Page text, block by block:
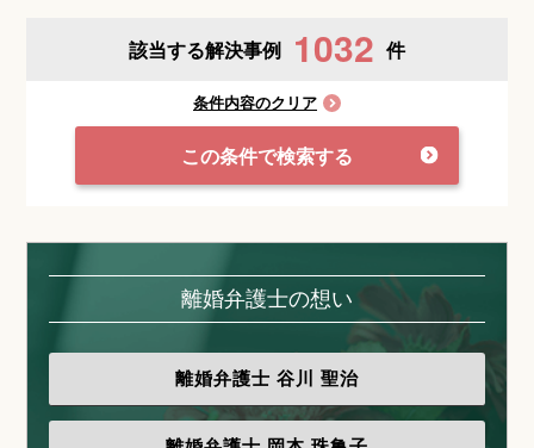
該当する解決事例 1032 件
条件内容のクリア
この条件で検索する
離婚弁護士の想い
離婚弁護士 谷川 聖治